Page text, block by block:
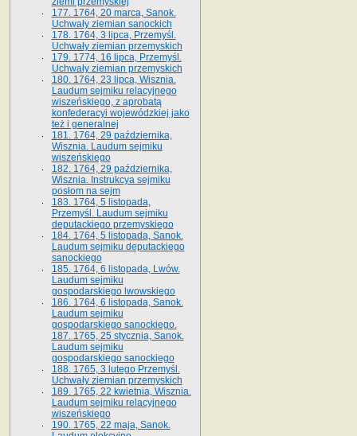
177. 1764, 20 marca, Sanok.
Uchwały ziemian sanockich
178. 1764, 3 lipca, Przemyśl.
Uchwały ziemian przemyskich
179. 1774, 16 lipca, Przemyśl.
Uchwały ziemian przemyskich
180. 1764, 23 lipca, Wisznia.
Laudum sejmiku relacyjnego
wiszeńskiego, z aprobatą
konfederacyi wojewódzkiej jako
też i generalnej
181. 1764, 29 października,
Wisznia. Laudum sejmiku
wiszeńskiego
182. 1764, 29 października,
Wisznia. Instrukcya sejmiku
posłom na sejm
183. 1764, 5 listopada,
Przemyśl. Laudum sejmiku
deputackiego przemyskiego
184. 1764, 5 listopada, Sanok.
Laudum sejmiku deputackiego
sanockiego
185. 1764, 6 listopada, Lwów.
Laudum sejmiku
gospodarskiego lwowskiego
186. 1764, 6 listopada, Sanok.
Laudum sejmiku
gospodarskiego sanockiego.
187. 1765, 25 stycznia, Sanok.
Laudum sejmiku
gospodarskiego sanockiego
188. 1765, 3 lutego Przemyśl.
Uchwały ziemian przemyskich
189. 1765, 22 kwietnia, Wisznia.
Laudum sejmiku relacyjnego
wiszeńskiego
190. 1765, 22 maja, Sanok.